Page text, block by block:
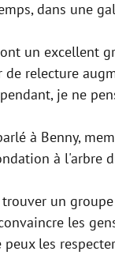
dans une
un excellent
relecture
je ne
à Benny,
à l'arbre
un
les
les